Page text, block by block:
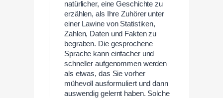
natürlicher, eine Geschichte zu
erzählen, als Ihre Zuhörer unter
einer Lawine von Statistiken,
Zahlen, Daten und Fakten zu
begraben. Die gesprochene
Sprache kann einfacher und
schneller aufgenommen werden
als etwas, das Sie vorher
mühevoll ausformuliert und dann
auswendig gelernt haben. Solche